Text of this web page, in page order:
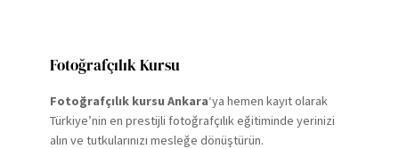
Fotoğrafçılık Kursu
Fotoğrafçılık kursu Ankara‘ya hemen kayıt olarak
Türkiye’nin en prestijli fotoğrafçılık eğitiminde yerinizi
alın ve tutkularınızı mesleğe dönüştürün.